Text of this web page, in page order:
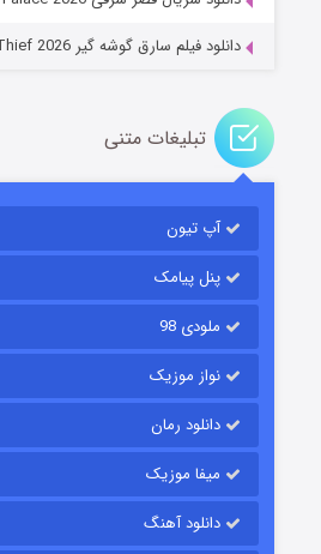
شکست استوارت در
دانلود فیلم سارق گوشه گیر The Isolate Thief 2026
تبلیغات متنی
آپ تیون
پنل پیامک
ملودی 98
نواز موزیک
دانلود رمان
میفا موزیک
دانلود آهنگ